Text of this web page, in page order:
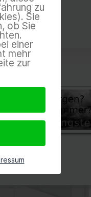
zu
Sie
ob Sie
einer
mehr
zur